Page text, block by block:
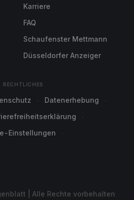
Karriere
FAQ
Schaufenster Mettmann
Düsseldorfer Anzeiger
RECHTLICHES
Datenerhebung
Einstellungen
| Alle Rechte vorbehalten